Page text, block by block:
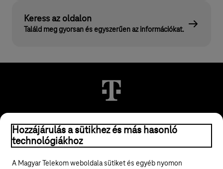
Keress az oldalon
Találd meg gyorsan és egyszerűen az információkat.
© 2026 Magyar Telekom Nyrt.
Hozzájárulás a sütikhez és más hasonló
technológiákhoz
A Magyar Telekom weboldala sütiket és egyéb nyomon